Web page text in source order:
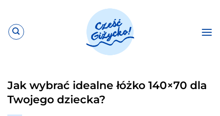
zawartości
Jak wybrać idealne łóżko 140×70 dla
Twojego dziecka?